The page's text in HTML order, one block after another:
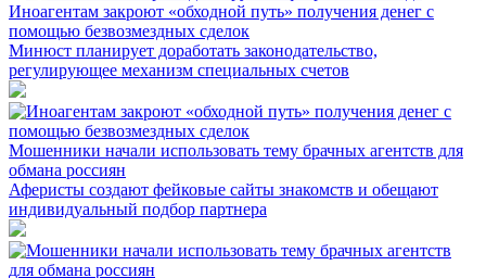
Иноагентам закроют «обходной путь» получения денег с
помощью безвозмездных сделок
Минюст планирует доработать законодательство,
регулирующее механизм специальных счетов
Мошенники начали использовать тему брачных агентств для
обмана россиян
Аферисты создают фейковые сайты знакомств и обещают
индивидуальный подбор партнера